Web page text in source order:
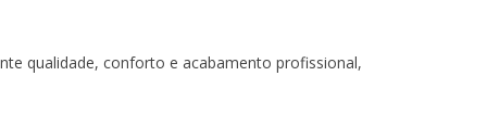
qualidade, conforto e acabamento profissional,